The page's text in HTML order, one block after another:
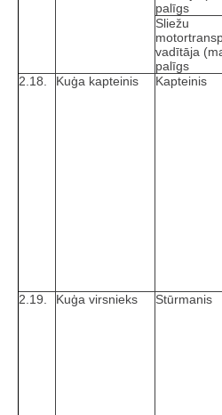
palīgs
Sliežu
vadītāja
palīgs
2.18.
Kuģa kapteinis Kapteinis
2.19.
Kuģa virsnieks Stūrmanis